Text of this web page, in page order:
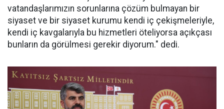
vatandaşlarımızın sorunlarına çözüm bulmayan bir
siyaset ve bir siyaset kurumu kendi iç çekişmeleriyle,
kendi iç kavgalarıyla bu hizmetleri öteliyorsa açıkçası
bunların da görülmesi gerekir diyorum." dedi.